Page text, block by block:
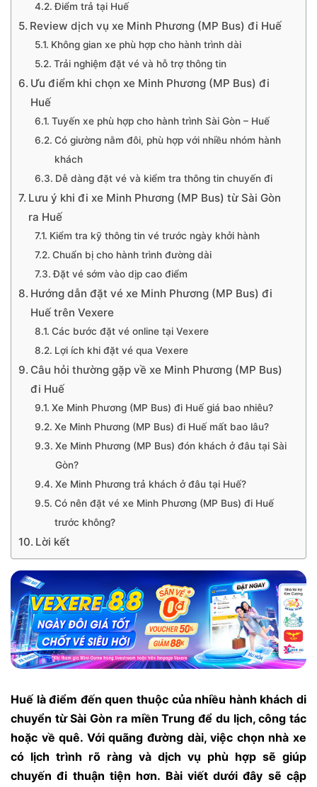
Điểm trả tại Huế
Review dịch vụ xe Minh Phương (MP Bus) đi Huế
Không gian xe phù hợp cho hành trình dài
Trải nghiệm đặt vé và hỗ trợ thông tin
Ưu điểm khi chọn xe Minh Phương (MP Bus) đi
Huế
Tuyến xe phù hợp cho hành trình Sài Gòn – Huế
Có giường nằm đôi, phù hợp với nhiều nhóm hành
khách
Dễ dàng đặt vé và kiểm tra thông tin chuyến đi
Lưu ý khi đi xe Minh Phương (MP Bus) từ Sài Gòn
ra Huế
Kiểm tra kỹ thông tin vé trước ngày khởi hành
Chuẩn bị cho hành trình đường dài
Đặt vé sớm vào dịp cao điểm
Hướng dẫn đặt vé xe Minh Phương (MP Bus) đi
Huế trên Vexere
Các bước đặt vé online tại Vexere
Lợi ích khi đặt vé qua Vexere
Câu hỏi thường gặp về xe Minh Phương (MP Bus)
đi Huế
Xe Minh Phương (MP Bus) đi Huế giá bao nhiêu?
Xe Minh Phương (MP Bus) đi Huế mất bao lâu?
Xe Minh Phương (MP Bus) đón khách ở đâu tại Sài
Gòn?
Xe Minh Phương trả khách ở đâu tại Huế?
Có nên đặt vé xe Minh Phương (MP Bus) đi Huế
trước không?
Lời kết
Huế là điểm đến quen thuộc của nhiều hành khách di
chuyển từ Sài Gòn ra miền Trung để du lịch, công tác
hoặc về quê. Với quãng đường dài, việc chọn nhà xe
có lịch trình rõ ràng và dịch vụ phù hợp sẽ giúp
chuyến đi thuận tiện hơn. Bài viết dưới đây sẽ cập